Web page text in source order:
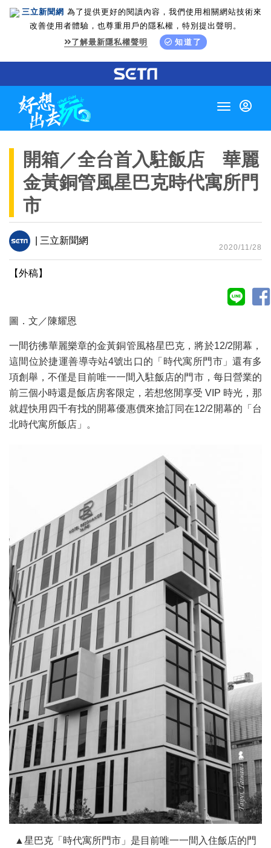
三立新聞網 為了提供更好的閱讀內容，我們使用相關網站技術來
改善使用者體驗，也尊重用戶的隱私權，特別提出聲明。
了解最新隱私權聲明
知道了
Toggle
開箱／全台首入駐飯店 華麗
金黃銅管風星巴克時代寓所門
市
| 三立新聞網
2020/11/28
【外稿】
圖．文／陳耀恩
一間彷彿華麗樂章的金黃銅管風格星巴克，將於12/2開幕，
這間位於捷運善導寺站4號出口的「時代寓所門市」還有多
項創舉，不僅是目前唯一一間入駐飯店的門市，每日營業的
前三個小時還是飯店房客限定，若想悠閒享受 VIP 時光，那
就趕快用四千有找的開幕優惠價來搶訂同在12/2開幕的「台
北時代寓所飯店」。
▲星巴克「時代寓所門市」是目前唯一一間入住飯店的門